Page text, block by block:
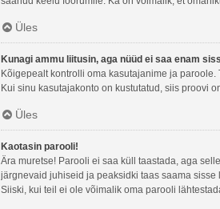
Üles
Kunagi ammu liitusin, aga nüüd ei saa enam
Kõigepealt kontrolli oma kasutajanime ja
Kui sinu kasutajakonto on kustutatud, siis proovi
Üles
Kaotasin parooli!
Ära muretse! Parooli ei saa küll taastada, aga
järgnevaid juhiseid ja peaksidki taas saama sisse
Siiski, kui teil ei ole võimalik oma parooli